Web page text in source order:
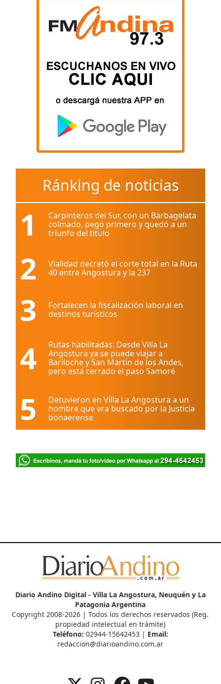
Ránking de noticias
1
Carpinteros del Sur, con un Barbagelata
colmado, pegó primero y quedó a un
triunfo del titulo
2
Vialidad decretó el corte total en la Ruta
40 entre Angostura y la 237
3
Fortalecen la fiscalización laboral en
destinos turísticos
4
Rutas habilitadas: Desde Villa La
Angostura ya se puede viajar a
Bariloche y San Martín de los Andes,
pero está cerrado el paso Samoré
5
Detuvieron en Villa La Angostura a un
hombre que era buscado por la Justicia
bonaerense
Diario Andino Digital - Villa La Angostura, Neuquén y La
Patagonia Argentina
Copyright 2008-2026 | Todos los derechos reservados (Reg.
propiedad intelectual en trámite)
Teléfono: 02944-15642453 | Email:
redaccion@diarioandino.com.ar